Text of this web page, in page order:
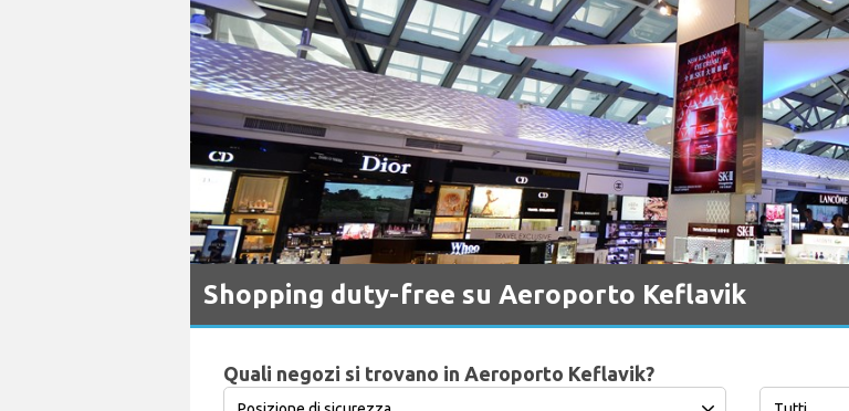
Shopping duty-free su Aeroporto Keflavik
Quali negozi si trovano in Aeroporto Keflavik?